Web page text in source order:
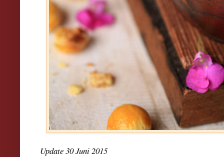
Update 30 Juni 2015